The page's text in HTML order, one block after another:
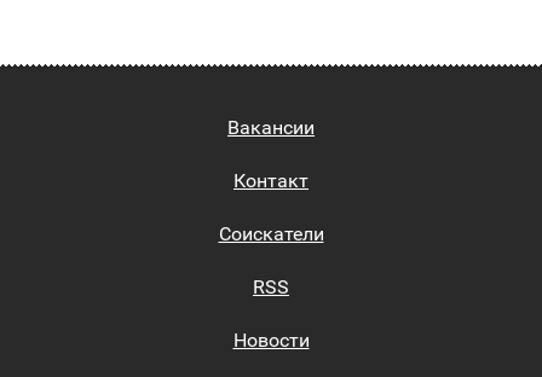
Вакансии
Контакт
Соискатели
RSS
Новости